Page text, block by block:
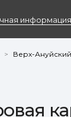
информация
> Верх-Ануйский